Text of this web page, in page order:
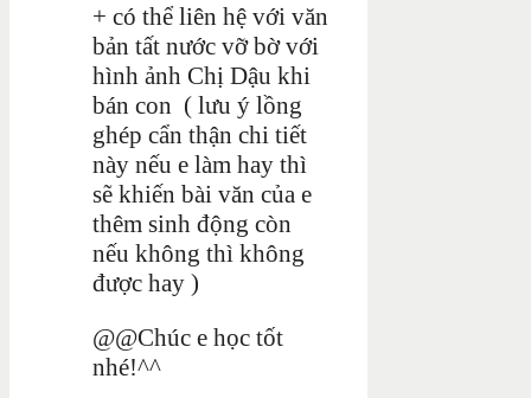
+ có thể liên hệ với văn
bản tất nước vỡ bờ với
hình ảnh Chị Dậu khi
bán con ( lưu ý lồng
ghép cẩn thận chi tiết
này nếu e làm hay thì
sẽ khiến bài văn của e
thêm sinh động còn
nếu không thì không
được hay )
@@Chúc e học tốt
nhé!^^